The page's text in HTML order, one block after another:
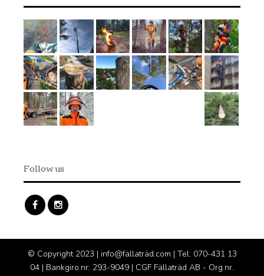
Follow us
© Copyright 2023 | info@fällaträd.com | Tel: 070-431 13
04 | Bankgiro.nr: 293-9049 | CGF Fällaträd AB - Org.nr.